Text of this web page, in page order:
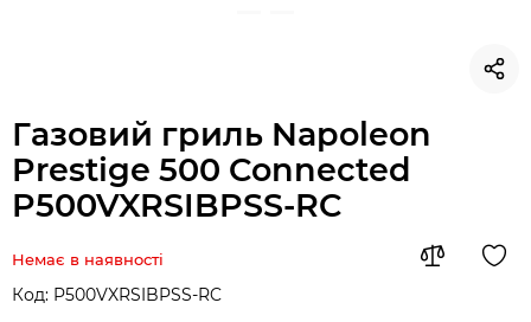
Газовий гриль Napoleon
Prestige 500 Connected
P500VXRSIBPSS-RC
Немає в наявності
Код: P500VXRSIBPSS-RC